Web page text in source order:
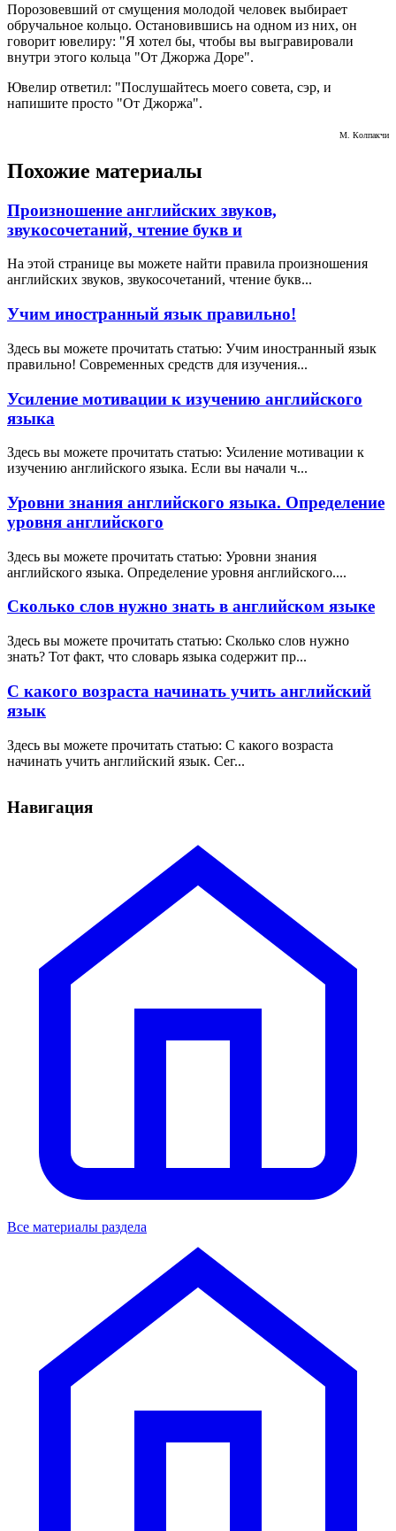
Порозовевший от смущения молодой человек выбирает
обручальное кольцо. Остановившись на одном из них, он
говорит ювелиру: "Я хотел бы, чтобы вы выгравировали
внутри этого кольца "От Джоржа Доре".
Ювелир ответил: "Послушайтесь моего совета, сэр, и
напишите просто "От Джоржа".
М. Колпакчи
Похожие материалы
Произношение английских звуков,
звукосочетаний, чтение букв и
На этой странице вы можете найти правила произношения
английских звуков, звукосочетаний, чтение букв...
Учим иностранный язык правильно!
Здесь вы можете прочитать статью: Учим иностранный язык
правильно! Современных средств для изучения...
Усиление мотивации к изучению английского
языка
Здесь вы можете прочитать статью: Усиление мотивации к
изучению английского языка. Если вы начали ч...
Уровни знания английского языка. Определение
уровня английского
Здесь вы можете прочитать статью: Уровни знания
английского языка. Определение уровня английского....
Сколько слов нужно знать в английском языке
Здесь вы можете прочитать статью: Сколько слов нужно
знать? Тот факт, что словарь языка содержит пр...
С какого возраста начинать учить английский
язык
Здесь вы можете прочитать статью: С какого возраста
начинать учить английский язык. Сег...
Навигация
Все материалы раздела